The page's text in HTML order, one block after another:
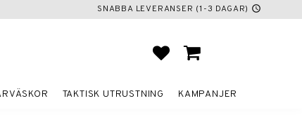
SNABBA LEVERANSER (1-3 DAGAR) schedule
FAVORITER
KUNDVAGN
TAKTISK UTRUSTNING KAMPANJER